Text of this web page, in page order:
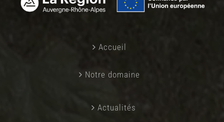
Accueil
Notre domaine
Actualités